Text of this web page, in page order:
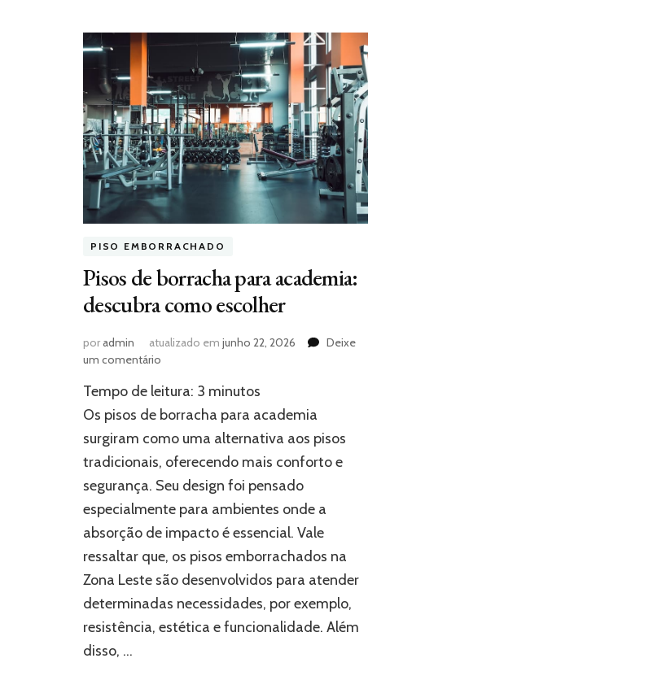
PISO EMBORRACHADO
Pisos de borracha para academia:
descubra como escolher
poradmin atualizado em junho 22, 2026
Deixe
um comentário
de
borracha
academia:
descubra
como
Tempo de leitura: 3 minutos
Os pisos de borracha para academia
surgiram como uma alternativa aos pisos
tradicionais, oferecendo mais conforto e
segurança. Seu design foi pensado
especialmente para ambientes onde a
absorção de impacto é essencial. Vale
ressaltar que, os pisos emborrachados na
Zona Leste são desenvolvidos para atender
determinadas necessidades, por exemplo,
resistência, estética e funcionalidade. Além
disso, …